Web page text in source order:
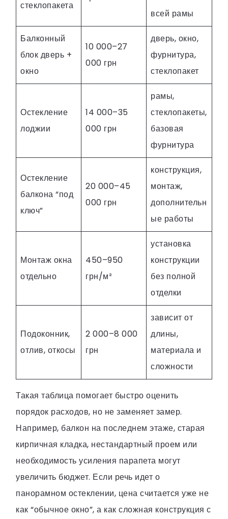
стеклопакета
всей рамы
Балконный
блок дверь +
окно
10 000–27
000 грн
дверь, окно,
фурнитура,
стеклопакет
Остекление
лоджии
14 000–35
000 грн
рамы,
стеклопакеты,
базовая
фурнитура
Остекление
балкона “под
ключ”
20 000–45
000 грн
конструкция,
монтаж,
дополнительн
ые работы
Монтаж окна
отдельно
450–950
грн/м²
установка
конструкции
без полной
отделки
Подоконник,
отлив, откосы
2 000–8 000
грн
зависит от
длины,
материала и
сложности
Такая таблица помогает быстро оценить
порядок расходов, но не заменяет замер.
Например, балкон на последнем этаже, старая
кирпичная кладка, нестандартный проем или
необходимость усиления парапета могут
увеличить бюджет. Если речь идет о
панорамном остеклении, цена считается уже не
как “обычное окно”, а как сложная конструкция с